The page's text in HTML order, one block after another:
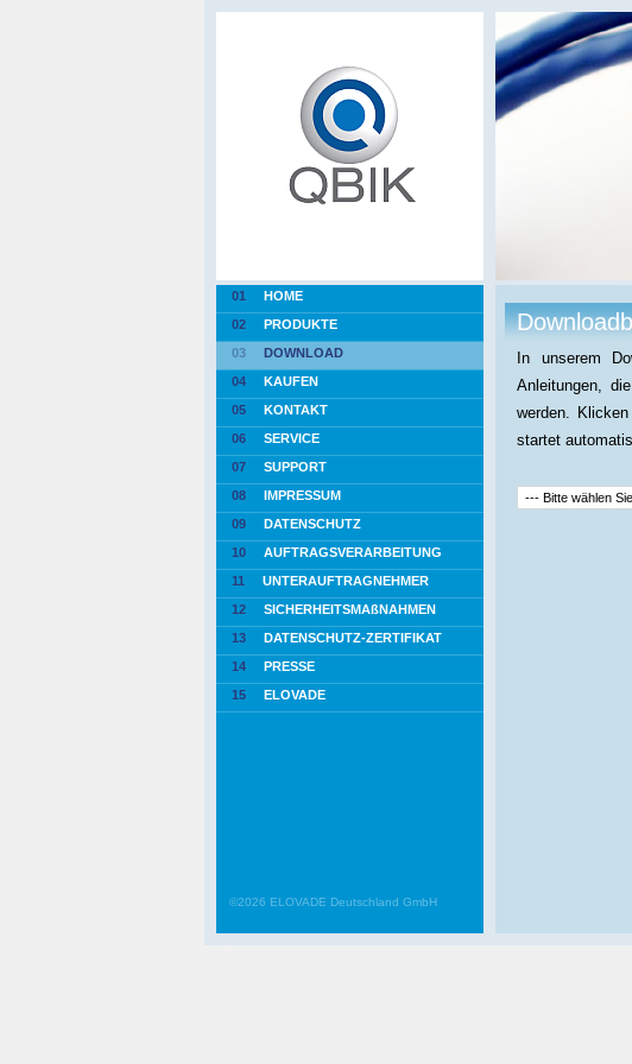
01
HOME
02
PRODUKTE
03
DOWNLOAD
04
KAUFEN
05
KONTAKT
06
SERVICE
07
SUPPORT
08
IMPRESSUM
09
DATENSCHUTZ
10
AUFTRAGSVERARBEITUNG
11
UNTERAUFTRAGNEHMER
12
SICHERHEITSMAßNAHMEN
13
DATENSCHUTZ-ZERTIFIKAT
14
PRESSE
15
ELOVADE
In unserem
Anleitungen,
werden.
startet
©2026 ELOVADE Deutschland GmbH